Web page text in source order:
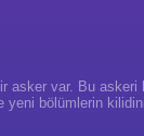
asker var. Bu askeri
yeni bölümlerin